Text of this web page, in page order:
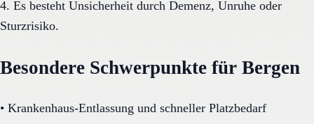
4. Es besteht Unsicherheit durch Demenz, Unruhe oder
Sturzrisiko.
Besondere Schwerpunkte für Bergen
• Krankenhaus-Entlassung und schneller Platzbedarf